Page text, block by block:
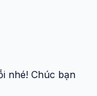
nhé! Chúc bạn